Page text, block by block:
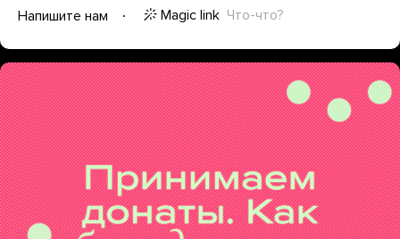
Напишите нам
Magic link Что-что?